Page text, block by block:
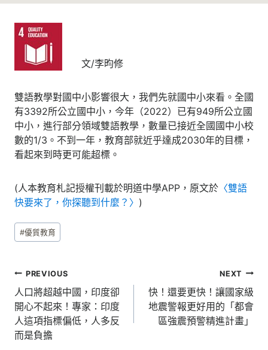
文/李昀修
雙語教學對國中小影響很大，我們先就國中小來看。全國
有3392所公立國中小，今年（2022）已有949所公立國
中小，進行部分領域雙語教學，數量已接近全國國中小校
數的1/3。不到一年，教育部就近乎達成2030年的目標，
看起來到時更可能超標。
(人本教育札記授權刊載於明道中學APP，原文於 〈雙語
快要來了，你探聽到什麼？〉 )
Post
Tags:
#優質教育
文
章
導
覽
PREVIOUS
人口將超越中國，印度卻
開心不起來！專家：印度
人這項指標偏低，人多反
而是負擔
NEXT
快！還要更快！讓國家級
地震警報更好用的「都會
區強震預警精進計畫」